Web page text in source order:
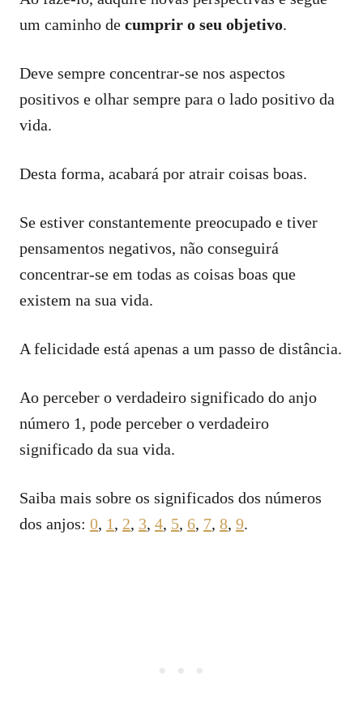
um caminho de cumprir o seu objetivo.
Deve sempre concentrar-se nos aspectos
positivos e olhar sempre para o lado positivo da
vida.
Desta forma, acabará por atrair coisas boas.
Se estiver constantemente preocupado e tiver
pensamentos negativos, não conseguirá
concentrar-se em todas as coisas boas que
existem na sua vida.
A felicidade está apenas a um passo de distância.
Ao perceber o verdadeiro significado do anjo
número 1, pode perceber o verdadeiro
significado da sua vida.
Saiba mais sobre os significados dos números
dos anjos: 0, 1 , 2, 3, 4, 5, 6, 7, 8, 9.